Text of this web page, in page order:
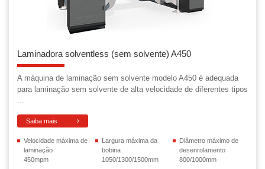
Laminadora solventless (sem solvente) A450
A máquina de laminação sem solvente modelo A450 é adequada
para laminação sem solvente de alta velocidade de diferentes tipos
Saiba mais
Velocidade máxima de
laminação
450mpm
Largura máxima da
bobina
1050/1300/1500mm
Diâmetro máximo de
desenrolamento
800/1000mm